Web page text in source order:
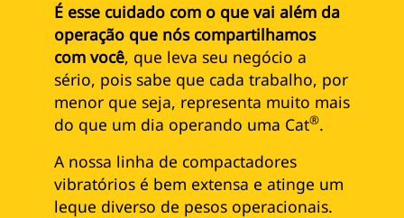
É esse cuidado com o que vai além da
operação que nós compartilhamos
com você, que leva seu negócio a
sério, pois sabe que cada trabalho, por
menor que seja, representa muito mais
do que um dia operando uma Cat®.
A nossa linha de compactadores
vibratórios é bem extensa e atinge um
leque diverso de pesos operacionais.